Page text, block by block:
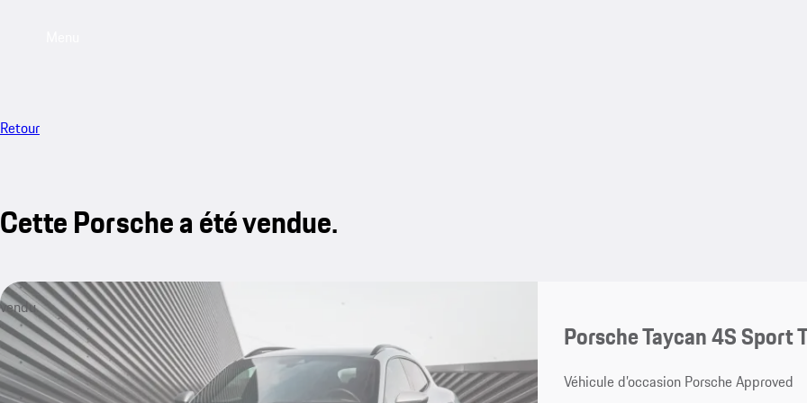
Retour
Cette Porsche a été vendue.
vendu
Porsche Taycan 4S Sport
Véhicule d’occasion Porsche Approved